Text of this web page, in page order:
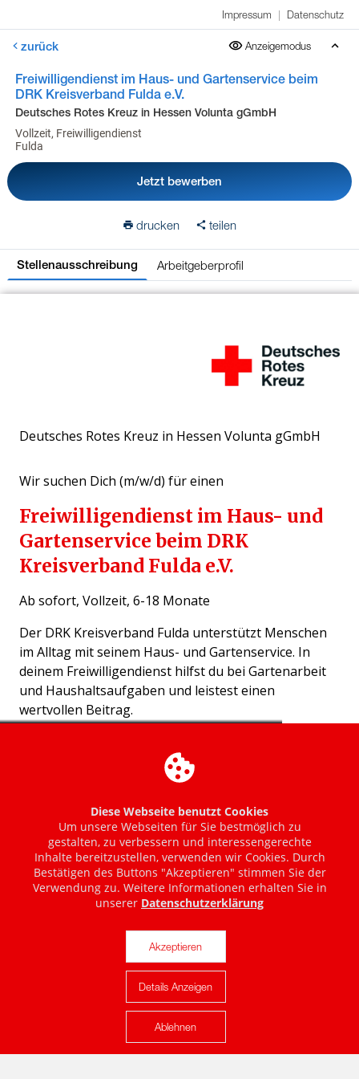
Impressum | Datenschutz
zurück Anzeigemodus
Freiwilligendienst im Haus- und Gartenservice beim
DRK Kreisverband Fulda e.V.
Deutsches Rotes Kreuz in Hessen Volunta gGmbH
Vollzeit, Freiwilligendienst
Fulda
Jetzt bewerben
drucken teilen
Stellenausschreibung Arbeitgeberprofil
Karte anzeigen
Diese Webseite benutzt Cookies
Um unsere Webseiten für Sie bestmöglich zu
gestalten, zu verbessern und interessengerechte
Inhalte bereitzustellen, verwenden wir Cookies. Durch
Bestätigen des Buttons "Akzeptieren" stimmen Sie der
Verwendung zu. Weitere Informationen erhalten Sie in
unserer Datenschutzerklärung
Akzeptieren
Details Anzeigen
Ablehnen